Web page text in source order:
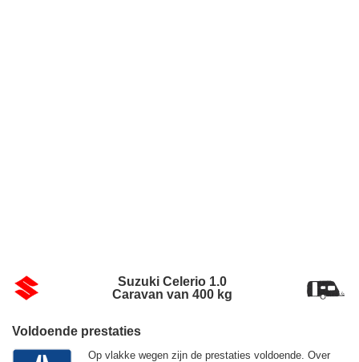
Suzuki Celerio 1.0
Caravan van 400 kg
Voldoende prestaties
Op vlakke wegen zijn de prestaties voldoende. Over